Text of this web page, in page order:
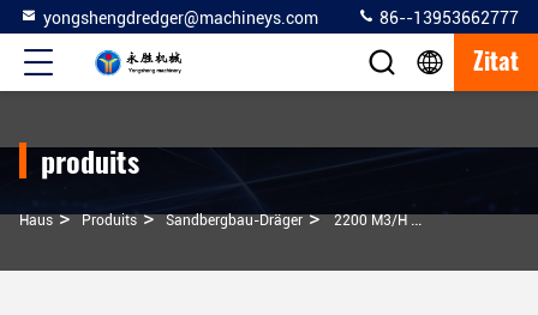
yongshengdredger@machineys.com 86--13953662777
Zitat
produits
Haus > Produits > Sandbergbau-Dräger > 2200 M3/h Absaugbagger 14,5 M Spud Sand Bergbaudragger